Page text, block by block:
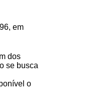
em
dos
se busca
o